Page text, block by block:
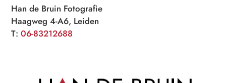
Han de Bruin Fotografie
Haagweg 4-A6, Leiden
T:06-83212688